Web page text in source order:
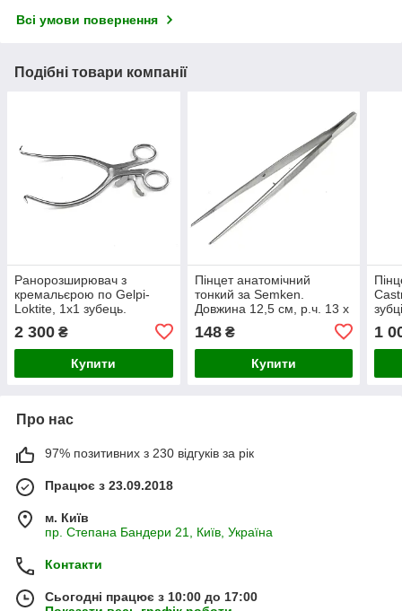
Всі умови повернення
Подібні товари компанії
Ранорозширювач з
кремальєрою по Gelpi-
Loktite, 1х1 зубець.
2 300 ₴
Купити
Пінцет анатомічний
тонкий за Semken.
Довжина 12,5 см, р.ч. 13 х
148₴
Купити
1
Про нас
97% позитивних з 230 відгуків за рік
Працює з 23.09.2018
м. Київ
пр. Степана Бандери 21, Київ, Україна
Контакти
Сьогодні працює з 10:00 до 17:00